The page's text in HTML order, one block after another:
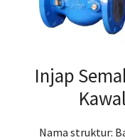
Injap
Nama struktur: